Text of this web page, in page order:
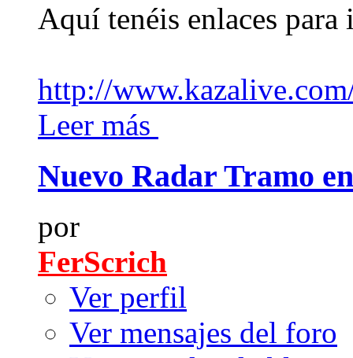
Aquí tenéis enlaces para
http://
Leer más
Nuevo Radar Tramo
por
FerScrich
Ver perfil
Ver mensajes del foro